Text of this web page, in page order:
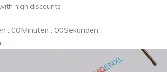
high discounts!
: 00Minuten : 00Sekunden